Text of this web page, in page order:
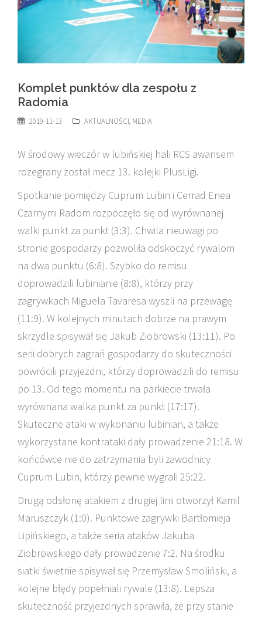
Komplet punktów dla zespołu z
Radomia
2019-11-13 AKTUALNOŚCI, MEDIA
W środowy wieczór w lubińskiej hali RCS awansem
rozegrany został mecz 13. kolejki PlusLigi.
Spotkanie pomiędzy Cuprum Lubin i Cerrad Enea
Czarnymi Radom rozpoczęło się od wyrównanej
walki punkt za punkt (3:3). Chwila nieuwagi po
stronie gospodarzy pozwoliła odskoczyć rywalom
na dwa punktu (6:8). Szybko do remisu
doprowadzili lubinianie (8:8), którzy przy
zagrywkach Miguela Tavaresa wyszli na przewagę
(11:9). W kolejnych minutach dobrze na prawym
skrzydle spisywał się Jakub Ziobrowski (13:11). Po
serii dobrych zagrań gospodarzy do skuteczności
powrócili przyjezdni, którzy doprowadzili do remisu
po 13. Od tego momentu na parkiecie trwała
wyrównana walka punkt za punkt (17:17).
Skuteczne ataki w wykonaniu lubinian, a także
wykorzystane kontrataki dały prowadzenie 21:18. W
końcówce nie do zatrzymania byli zawodnicy
Cuprum Lubin, którzy pewnie wygrali 25:22.
Drugą odsłonę atakiem z drugiej linii otworzył Kamil
Maruszczyk (1:0). Punktowe zagrywki Bartłomieja
Lipińskiego, a także seria ataków Jakuba
Ziobrowskiego dały prowadzenie 7:2. Na środku
siatki świetnie spisywał się Przemysław Smoliński, a
kolejne błędy popełniali rywale (13:8). Lepsza
skuteczność przyjezdnych sprawiła, że przy stanie